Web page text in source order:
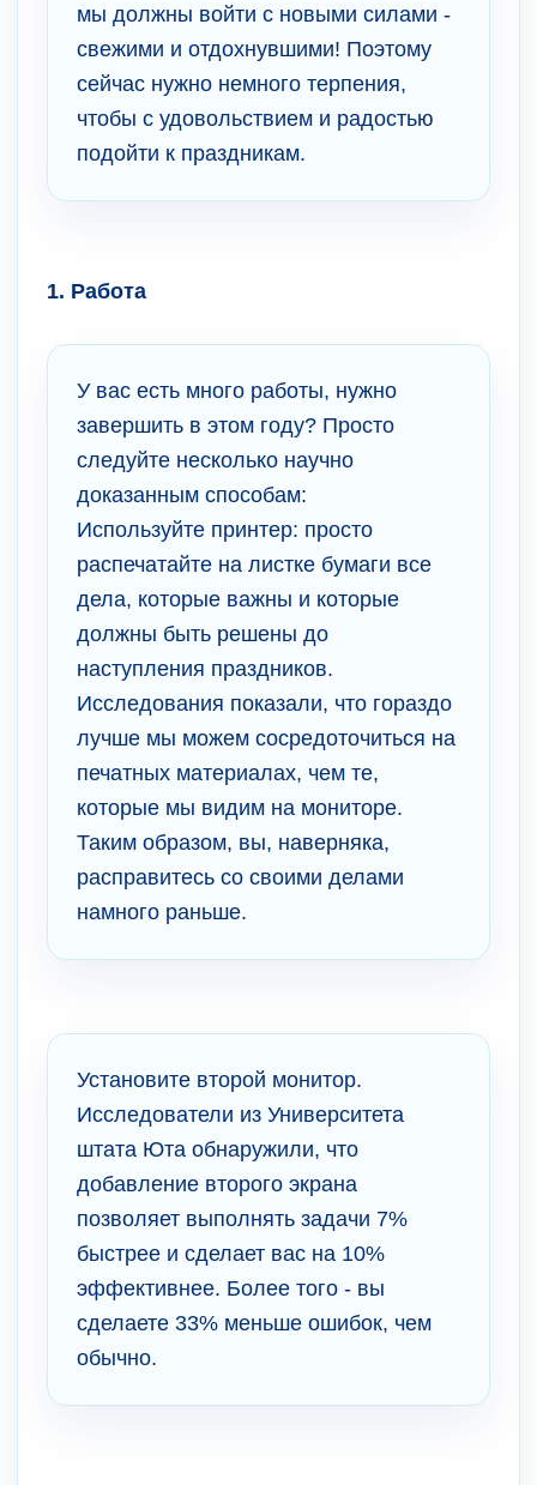
мы должны войти с новыми силами -
свежими и отдохнувшими! Поэтому
сейчас нужно немного терпения,
чтобы с удовольствием и радостью
подойти к праздникам.
1. Работа
У вас есть много работы, нужно
завершить в этом году? Просто
следуйте несколько научно
доказанным способам:
Используйте принтер: просто
распечатайте на листке бумаги все
дела, которые важны и которые
должны быть решены до
наступления праздников.
Исследования показали, что гораздо
лучше мы можем сосредоточиться на
печатных материалах, чем те,
которые мы видим на мониторе.
Таким образом, вы, наверняка,
расправитесь со своими делами
намного раньше.
Установите второй монитор.
Исследователи из Университета
штата Юта обнаружили, что
добавление второго экрана
позволяет выполнять задачи 7%
быстрее и сделает вас на 10%
эффективнее. Более того - вы
сделаете 33% меньше ошибок, чем
обычно.